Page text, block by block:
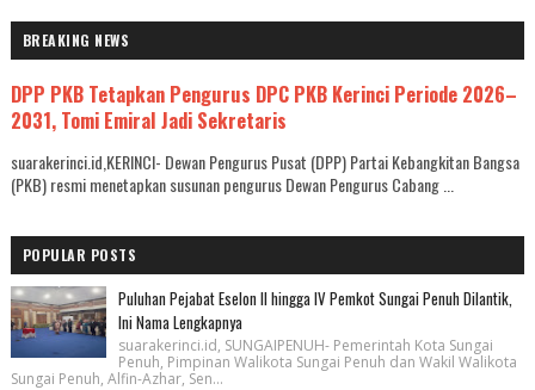
BREAKING NEWS
DPP PKB Tetapkan Pengurus DPC PKB Kerinci Periode 2026–
2031, Tomi Emiral Jadi Sekretaris
suarakerinci.id,KERINCI- Dewan Pengurus Pusat (DPP) Partai Kebangkitan Bangsa
(PKB) resmi menetapkan susunan pengurus Dewan Pengurus Cabang ...
POPULAR POSTS
Puluhan Pejabat Eselon II hingga IV Pemkot Sungai Penuh Dilantik,
Ini Nama Lengkapnya
suarakerinci.id, SUNGAIPENUH- Pemerintah Kota Sungai
Penuh, Pimpinan Walikota Sungai Penuh dan Wakil Walikota
Sungai Penuh, Alfin-Azhar, Sen...